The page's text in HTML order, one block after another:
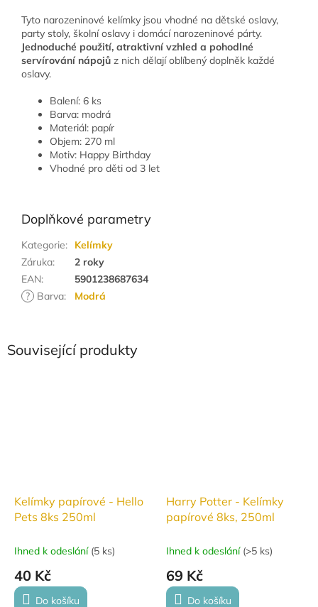
Související produkty
Kelímky papírové - Hello
Pets 8ks 250ml
Ihned k odeslání (5 ks)
40 Kč
Do košíku
Harry Potter - Kelímky
papírové 8ks, 250ml
Ihned k odeslání (>5 ks)
69 Kč
Do košíku
Tyto narozeninové kelímky jsou vhodné na dětské oslavy,
party stoly, školní oslavy i domácí narozeninové párty.
Jednoduché použití, atraktivní vzhled a pohodlné
servírování nápojů z nich dělají oblíbený doplněk každé
oslavy.
Balení: 6 ks
Barva: modrá
Materiál: papír
Objem: 270 ml
Motiv: Happy Birthday
Vhodné pro děti od 3 let
Doplňkové parametry
Kategorie:
Kelímky
Záruka:
2 roky
EAN:
5901238687634
?
Barva: Modrá